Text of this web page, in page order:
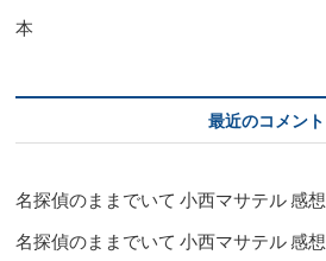
本
最近のコメント
名探偵のままでいて 小西マサテル 感想
名探偵のままでいて 小西マサテル 感想